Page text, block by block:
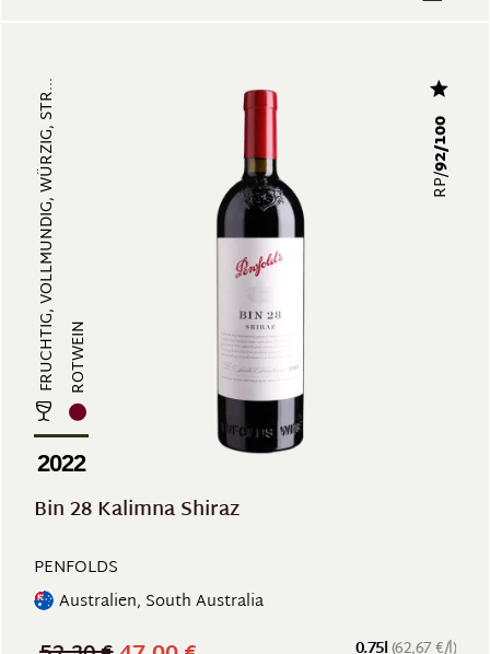
FRUCHTIG, VOLLMUNDIG, WÜRZIG, STR... ROTWEIN
2022
RP/
92/100
Bin 28 Kalimna Shiraz
PENFOLDS
Australien, South Australia